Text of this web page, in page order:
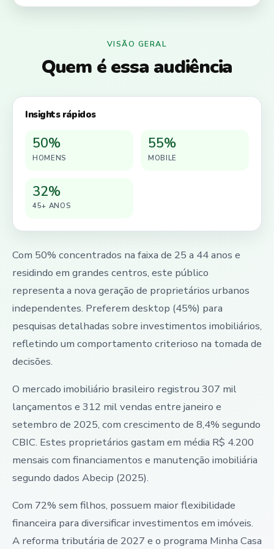
VISÃO GERAL
Quem é essa audiência
Insights rápidos
50%
HOMENS
55%
MOBILE
32%
45+ ANOS
Com 50% concentrados na faixa de 25 a 44 anos e
residindo em grandes centros, este público
representa a nova geração de proprietários urbanos
independentes. Preferem desktop (45%) para
pesquisas detalhadas sobre investimentos imobiliários,
refletindo um comportamento criterioso na tomada de
decisões.
O mercado imobiliário brasileiro registrou 307 mil
lançamentos e 312 mil vendas entre janeiro e
setembro de 2025, com crescimento de 8,4% segundo
CBIC. Estes proprietários gastam em média R$ 4.200
mensais com financiamentos e manutenção imobiliária
segundo dados Abecip (2025).
Com 72% sem filhos, possuem maior flexibilidade
financeira para diversificar investimentos em imóveis.
A reforma tributária de 2027 e o programa Minha Casa